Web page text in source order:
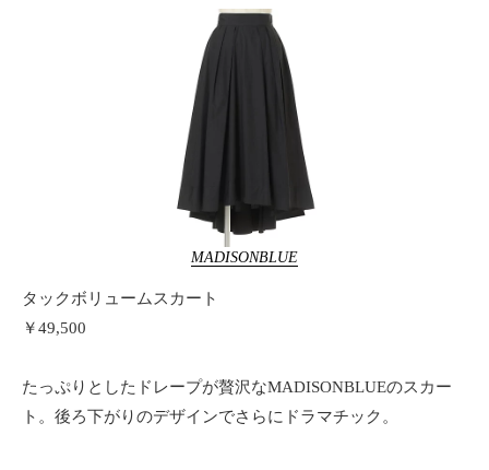
MADISONBLUE
タックボリュームスカート
￥49,500
たっぷりとしたドレープが贅沢なMADISONBLUEのスカー
ト。後ろ下がりのデザインでさらにドラマチック。